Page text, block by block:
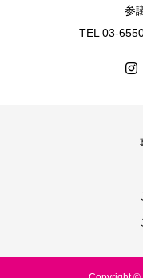
参
TEL 03-